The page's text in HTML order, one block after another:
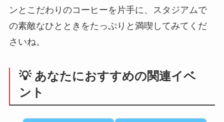
ンとこだわりのコーヒーを片手に、スタジアムで
の素敵なひとときをたっぷりと満喫してみてくだ
さいね。
💡 あなたにおすすめの関連イベ
ント